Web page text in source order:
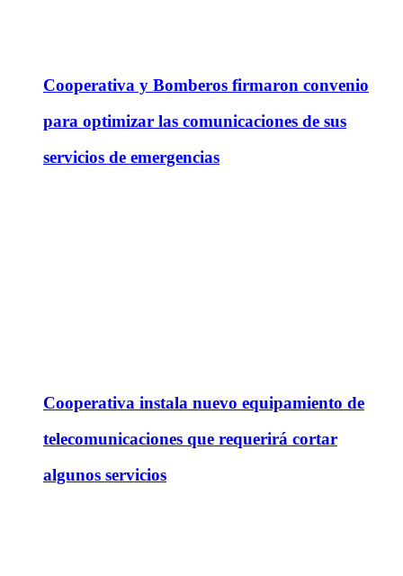
Cooperativa y Bomberos firmaron convenio
para optimizar las comunicaciones de sus
servicios de emergencias
Cooperativa instala nuevo equipamiento de
telecomunicaciones que requerirá cortar
algunos servicios